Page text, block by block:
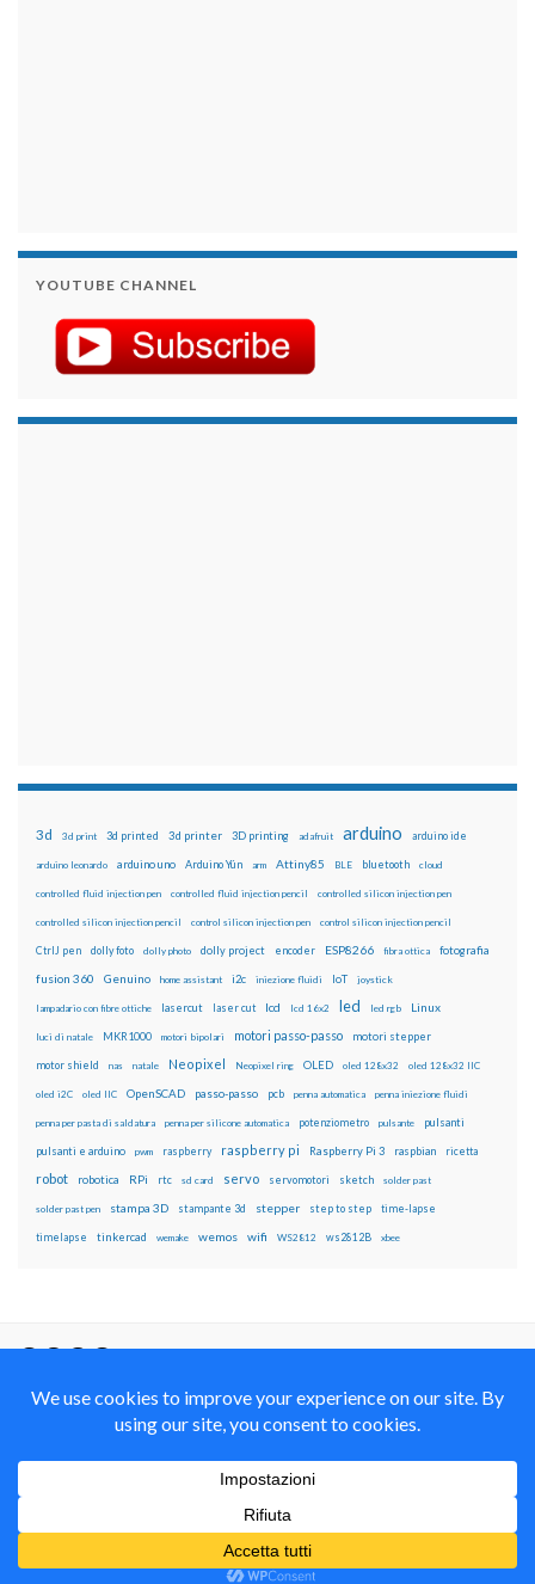
YOUTUBE CHANNEL
3d 3d print 3d printed 3d printer 3D printing adafruit arduino arduino ide
arduino leonardo arduino uno Arduino Yún arm Attiny85 BLE bluetooth cloud
controlled fluid injection pen controlled fluid injection pencil controlled silicon injection pen
controlled silicon injection pencil control silicon injection pen control silicon injection pencil
CtrlJ pen dolly foto dolly photo dolly project encoder ESP8266 fibra ottica fotografia
fusion 360 Genuino home assistant i2c iniezione fluidi IoT joystick
lampadario con fibre ottiche lasercut laser cut lcd lcd 16x2 led led rgb Linux
luci di natale MKR1000 motori bipolari motori passo-passo motori stepper
motor shield nas natale Neopixel Neopixel ring OLED oled 128x32 oled 128x32 IIC
oled i2C oled IIC OpenSCAD passo-passo pcb penna automatica penna iniezione fluidi
penna per pasta di saldatura penna per silicone automatica potenziometro pulsante pulsanti
pulsanti e arduino pwm raspberry raspberry pi Raspberry Pi 3 raspbian ricetta
robot robotica RPi rtc sd card servo servomotori sketch solder past
solder past pen stampa 3D stampante 3d stepper step to step time-lapse
timelapse tinkercad wemake wemos wifi WS2812 ws2812B xbee
Alike 4.0 International
© 2012-2018 Mauro Alfieri Elettronica Domotica Robotica Arduino Corsi
Realizzato con il
daGraphene Themes.